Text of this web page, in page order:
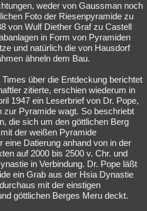
weder von Gaussman noch
Foto der Riesenpyramide zu
von Wulf Diether Graf zu Castell
in Form von Pyramiden
und natürlich die von Hausdorf
ähneln dem Bau.
über die Entdeckung berichtet
zitierte, erschien wiederum in
1947 ein Leserbrief von Dr. Pope,
zur Pyramide wagt. So beschriebt
die sich um den göttlichen Berg
der weißen Pyramide
eine Datierung anhand von in der
auf 2000 bis 2500 v. Chr. und
in Verbindung. Dr. Pope läßt
ein Grab aus der Hsia Dynastie
mit der einstigen
göttlichen Berges Meru deckt.